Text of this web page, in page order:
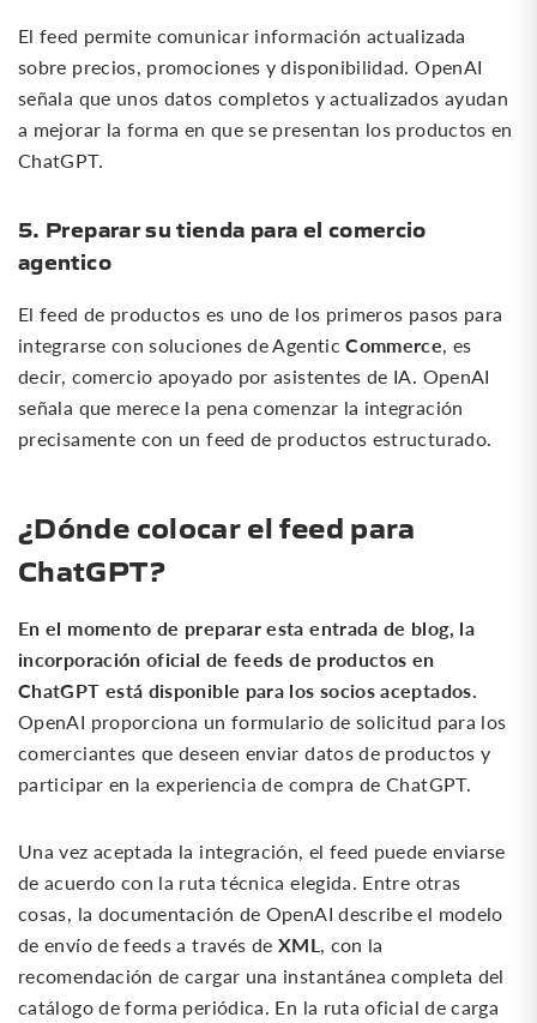
El feed permite comunicar información actualizada
sobre precios, promociones y disponibilidad. OpenAI
señala que unos datos completos y actualizados ayudan
a mejorar la forma en que se presentan los productos en
ChatGPT.
5. Preparar su tienda para el comercio
agentico
El feed de productos es uno de los primeros pasos para
integrarse con soluciones de AgenticCommerce, es
decir, comercio apoyado por asistentes de IA. OpenAI
señala que merece la pena comenzar la integración
precisamente con un feed de productos estructurado.
¿Dónde colocar el feed para
ChatGPT?
En el momento de preparar esta entrada de blog, la
incorporación oficial de feeds de productos en
ChatGPT está disponible para los socios aceptados.
OpenAI proporciona un formulario de solicitud para los
comerciantes que deseen enviar datos de productos y
participar en la experiencia de compra de ChatGPT.
Una vez aceptada la integración, el feed puede enviarse
de acuerdo con la ruta técnica elegida. Entre otras
cosas, la documentación de OpenAI describe el modelo
de envío de feeds a través de XML, con la
recomendación de cargar una instantánea completa del
catálogo de forma periódica. En la ruta oficial de carga